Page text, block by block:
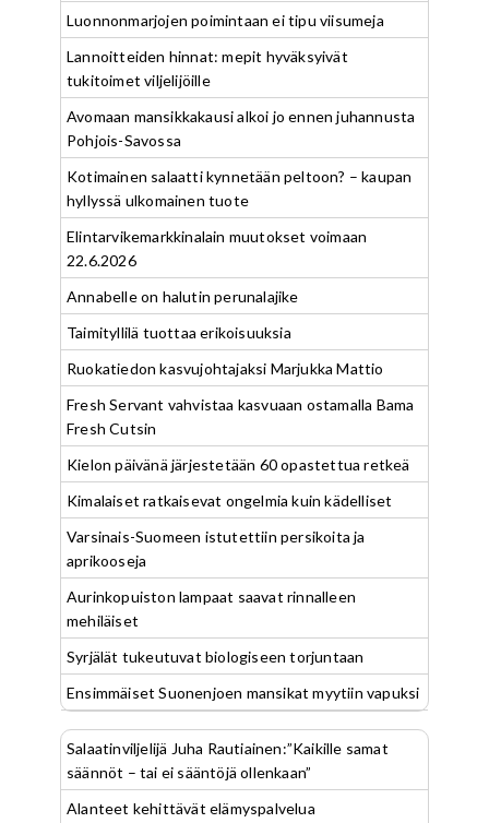
Luonnonmarjojen poimintaan ei tipu viisumeja
Lannoitteiden hinnat: mepit hyväksyivät
tukitoimet viljelijöille
Avomaan mansikkakausi alkoi jo ennen juhannusta
Pohjois-Savossa
Kotimainen salaatti kynnetään peltoon? – kaupan
hyllyssä ulkomainen tuote
Elintarvikemarkkinalain muutokset voimaan
22.6.2026
Annabelle on halutin perunalajike
Taimityllilä tuottaa erikoisuuksia
Ruokatiedon kasvujohtajaksi Marjukka Mattio
Fresh Servant vahvistaa kasvuaan ostamalla Bama
Fresh Cutsin
Kielon päivänä järjestetään 60 opastettua retkeä
Kimalaiset ratkaisevat ongelmia kuin kädelliset
Varsinais-Suomeen istutettiin persikoita ja
aprikooseja
Aurinkopuiston lampaat saavat rinnalleen
mehiläiset
Syrjälät tukeutuvat biologiseen torjuntaan
Ensimmäiset Suonenjoen mansikat myytiin vapuksi
Salaatinviljelijä Juha Rautiainen:”Kaikille samat
säännöt – tai ei sääntöjä ollenkaan”
Alanteet kehittävät elämyspalvelua